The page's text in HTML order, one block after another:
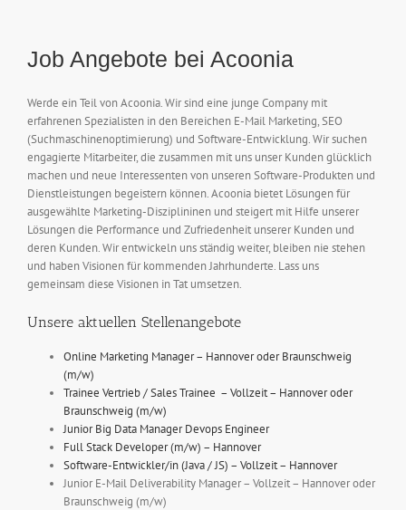
Job Angebote bei Acoonia
Werde ein Teil von Acoonia. Wir sind eine junge Company mit
erfahrenen Spezialisten in den Bereichen E-Mail Marketing, SEO
(Suchmaschinenoptimierung) und Software-Entwicklung. Wir suchen
engagierte Mitarbeiter, die zusammen mit uns unser Kunden glücklich
machen und neue Interessenten von unseren Software-Produkten und
Dienstleistungen begeistern können. Acoonia bietet Lösungen für
ausgewählte Marketing-Disziplininen und steigert mit Hilfe unserer
Lösungen die Performance und Zufriedenheit unserer Kunden und
deren Kunden. Wir entwickeln uns ständig weiter, bleiben nie stehen
und haben Visionen für kommenden Jahrhunderte. Lass uns
gemeinsam diese Visionen in Tat umsetzen.
Unsere aktuellen Stellenangebote
Online Marketing Manager – Hannover oder Braunschweig
(m/w)
Trainee Vertrieb / Sales Trainee – Vollzeit – Hannover oder
Braunschweig (m/w)
Junior Big Data Manager Devops Engineer
Full Stack Developer (m/w) – Hannover
Software-Entwickler/in (Java / JS) – Vollzeit – Hannover
Junior E-Mail Deliverability Manager – Vollzeit – Hannover oder
Braunschweig (m/w)